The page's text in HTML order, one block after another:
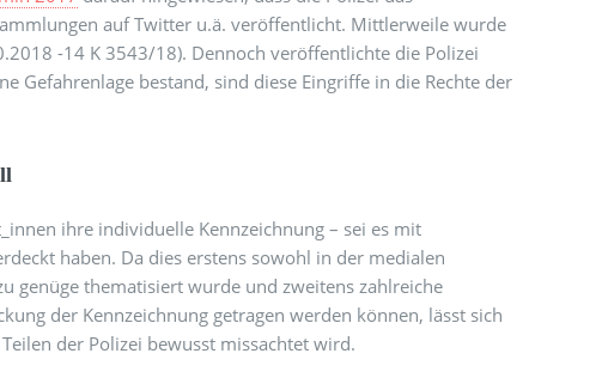
auf Twitter u.ä. veröffentlicht. Mittlerweile wurde
-14 K 3543/18). Dennoch veröffentlichte die Polizei
Gefahrenlage bestand, sind diese Eingriffe in die Rechte der
ihre individuelle Kennzeichnung – sei es mit
haben. Da dies erstens sowohl in der medialen
genüge thematisiert wurde und zweitens zahlreiche
der Kennzeichnung getragen werden können, lässt sich
der Polizei bewusst missachtet wird.